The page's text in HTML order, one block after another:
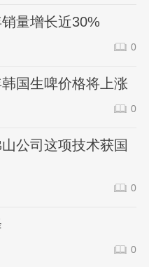
量增长近30%
0
国生啤价格将上涨
0
公司这项技术获国
0
0